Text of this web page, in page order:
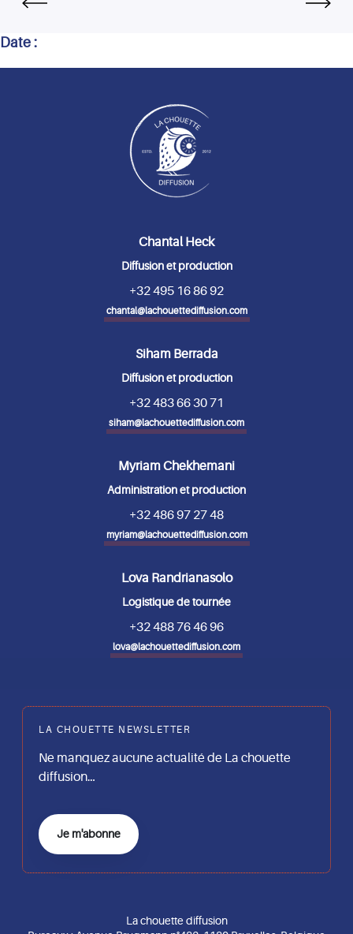
Date :
Chantal Heck
Diffusion et production
+32 495 16 86 92
chantal@lachouettediffusion.com
Siham Berrada
Diffusion et production
+32 483 66 30 71
siham@lachouettediffusion.com
Myriam Chekhemani
Administration et production
+32 486 97 27 48
myriam@lachouettediffusion.com
Lova Randrianasolo
Logistique de tournée
+32 488 76 46 96
lova@lachouettediffusion.com
LA CHOUETTE NEWSLETTER
Ne manquez aucune actualité de La chouette
diffusion…
Je m'abonne
La chouette diffusion